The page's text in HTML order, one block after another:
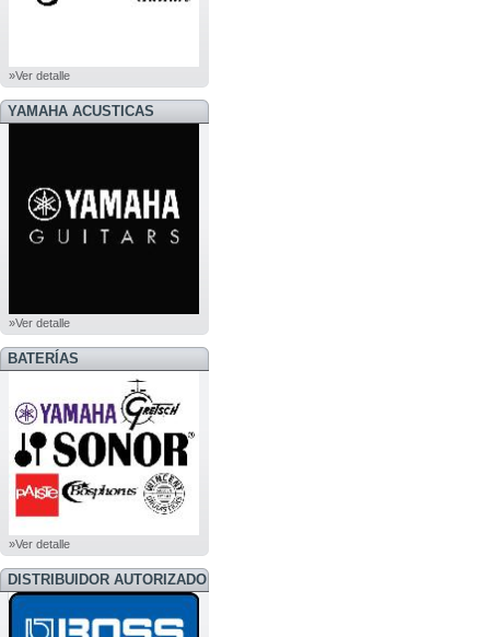
»Ver detalle
YAMAHA ACUSTICAS
»Ver detalle
BATERÍAS
»Ver detalle
DISTRIBUIDOR AUTORIZADO
BOSS